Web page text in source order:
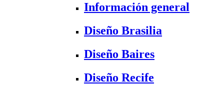
Información general
Diseño Brasilia
Diseño Baires
Diseño Recife